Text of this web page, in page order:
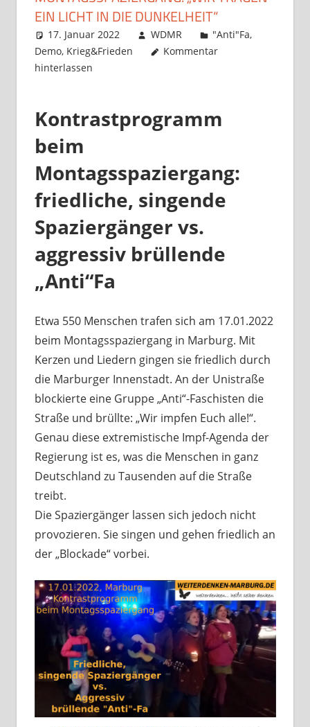
EIN LICHT IN DIE DUNKELHEIT“
17. Januar 2022 WDMR "Anti"Fa,
Demo, Krieg&Frieden
Kommentar
hinterlassen
Kontrastprogramm
beim
Montagsspaziergang:
friedliche, singende
Spaziergänger vs.
aggressiv brüllende
„Anti“Fa
Etwa 550 Menschen trafen sich am 17.01.2022
beim Montagsspaziergang in Marburg. Mit
Kerzen und Liedern gingen sie friedlich durch
die Marburger Innenstadt. An der Unistraße
blockierte eine Gruppe „Anti“-Faschisten die
Straße und brüllte: „Wir impfen Euch alle!“.
Genau diese extremistische Impf-Agenda der
Regierung ist es, was die Menschen in ganz
Deutschland zu Tausenden auf die Straße
treibt.
Die Spaziergänger lassen sich jedoch nicht
provozieren. Sie singen und gehen friedlich an
der „Blockade“ vorbei.